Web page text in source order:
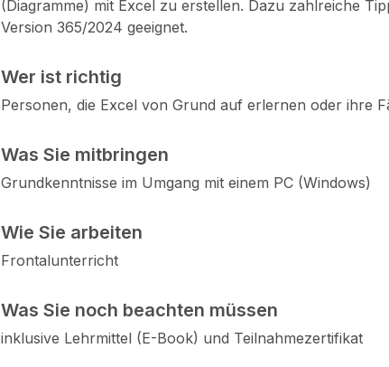
(Diagramme) mit Excel zu erstellen. Dazu zahlreiche
Version 365/2024 geeignet.
Wer ist richtig
Personen, die Excel von Grund auf erlernen oder ihre
Was Sie mitbringen
Grundkenntnisse im Umgang mit einem PC (Windows)
Wie Sie arbeiten
Frontalunterricht
Was Sie noch beachten müssen
inklusive Lehrmittel (E-Book) und Teilnahmezertifikat